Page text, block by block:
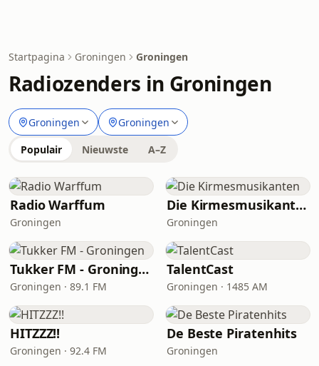
Startpagina Groningen Groningen
Radiozenders in Groningen
Groningen Groningen
Populair Nieuwste A–Z
Radio Warffum
Groningen
Die Kirmesmusikanten
Groningen
Tukker FM - Groningen
Groningen · 89.1 FM
TalentCast
Groningen · 1485 AM
HITZZZ!!
Groningen · 92.4 FM
De Beste Piratenhits
Groningen